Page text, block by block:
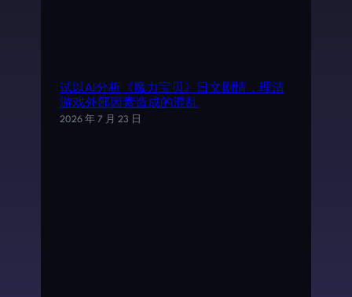
试以AI分析《魔力宝贝》日文剧情，理清
游戏外部因素造成的混乱
2026 年 7 月 23 日